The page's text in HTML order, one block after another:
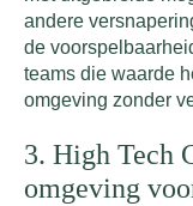
andere
de
teams die waarde
omgeving zonder
3. High Tech
omgeving